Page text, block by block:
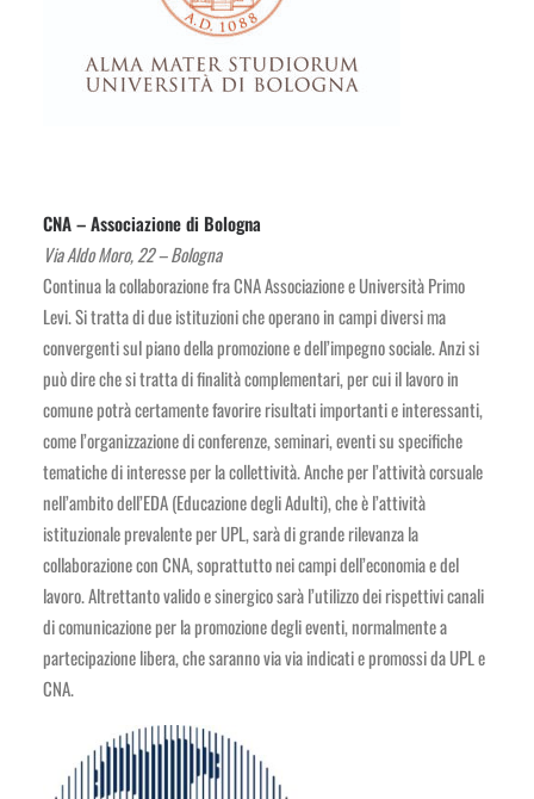
CNA – Associazione di Bologna
Via Aldo Moro, 22 – Bologna
Continua la collaborazione fra CNA Associazione e Università Primo
Levi. Si tratta di due istituzioni che operano in campi diversi ma
convergenti sul piano della promozione e dell’impegno sociale. Anzi si
può dire che si tratta di finalità complementari, per cui il lavoro in
comune potrà certamente favorire risultati importanti e interessanti,
come l’organizzazione di conferenze, seminari, eventi su specifiche
tematiche di interesse per la collettività. Anche per l’attività corsuale
nell’ambito dell’EDA (Educazione degli Adulti), che è l’attività
istituzionale prevalente per UPL, sarà di grande rilevanza la
collaborazione con CNA, soprattutto nei campi dell’economia e del
lavoro. Altrettanto valido e sinergico sarà l’utilizzo dei rispettivi canali
di comunicazione per la promozione degli eventi, normalmente a
partecipazione libera, che saranno via via indicati e promossi da UPL e
CNA.